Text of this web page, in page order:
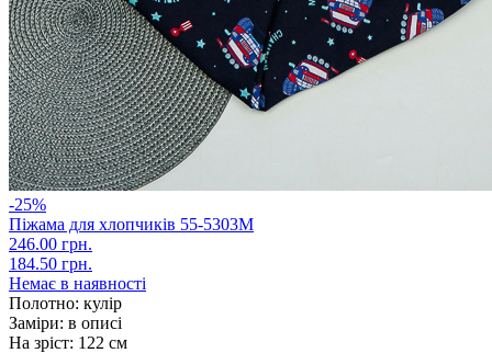
-25%
Піжама для хлопчиків 55-5303М
246.00 грн.
184.50 грн.
Немає в наявності
Полотно: кулір
Заміри: в описі
На зріст: 122 см